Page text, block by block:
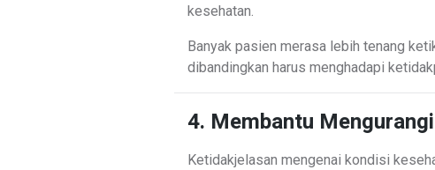
kesehatan.
Banyak pasien merasa lebih tenang
dibandingkan harus menghadapi
4. Membantu
Ketidakjelasan mengenai kondisi